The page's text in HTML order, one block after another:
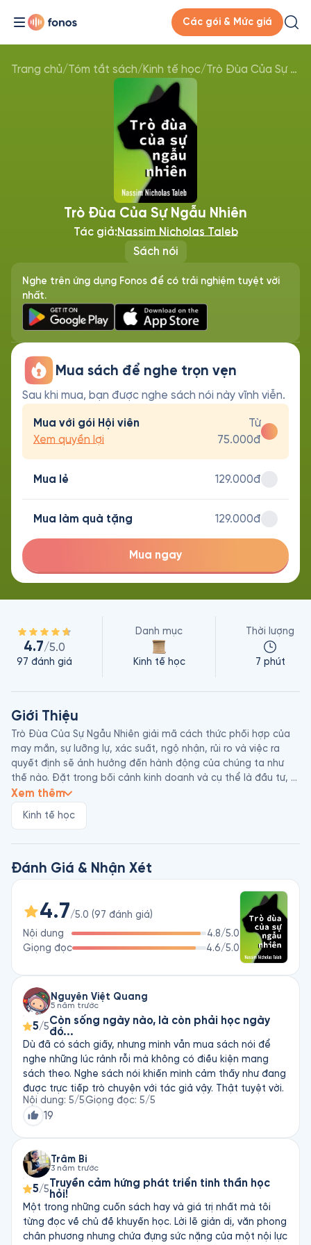
Các gói & Mức giá
Trang chủ/Tóm tắt sách/Kinh tế học/ Trò Đùa Của Sự Ngẫu Nhiên
Sách nói
Trò Đùa Của Sự Ngẫu Nhiên
Tác giả:Nassim Nicholas Taleb
Nghe trên ứng dụng Fonos để có trải nghiệm tuyệt vời
nhất.
Mua sách để nghe trọn vẹn
Sau khi mua, bạn được nghe sách nói này vĩnh viễn.
Mua với gói Hội viên
Xem quyền lợi
Từ
75.000đ
Mua lẻ 129.000đ
Mua làm quà tặng 129.000đ
Mua ngay
4.7/5.0
97 đánh giá
Danh mục
Kinh tế học
Thời lượng
7 phút
Giới Thiệu
Trò Đùa Của Sự Ngẫu Nhiên giải mã cách thức phối hợp của
may mắn, sự lưỡng lự, xác suất, ngộ nhận, rủi ro và việc ra
quyết định sẽ ảnh hưởng đến hành động của chúng ta như
thế nào. Đặt trong bối cảnh kinh doanh và cụ thể là đầu tư,
cuốn sách này phát hiện ra vai trò lớn lao của cơ hội trong
phân tích rủi ro, là cựu giáo sư đại học và là biên tập viên của
tạp chí học thuật Phân tích Rủi ro & Quyết định (Risk and
Decision Analysis). Taleb nổi tiếng với các dự đoán chính xác
về thị trường của mình và được ca tụng như là một trong
những nhà tư tưởng sáng tạo và vĩ đại nhất của kỷ nguyên
Xem thêm
Kinh tế học
Đánh Giá & Nhận Xét
4.7/5.0 (97 đánh giá)
Nội dung
4.8/5.0
Giọng đọc
4.6/5.0
Nguyễn Việt Quang
5 năm trước
5/5Còn sống ngày nào, là còn phải học ngày
đó...
Dù đã có sách giấy, nhưng mình vẫn mua sách nói để
nghe những lúc rảnh rỗi mà không có điều kiện mang
sách theo. Nghe sách nói khiến mình cảm thấy như đang
được trực tiếp trò chuyện với tác giả vậy. Thật tuyệt vời.
Nội dung: 5/5Giọng đọc: 5/5
19
Trâm Bi
3 năm trước
5/5Truyền cảm hứng phát triển tinh thần học
hỏi!
Một trong những cuốn sách hay và giá trị nhất mà tôi
từng đọc về chủ đề khuyến học. Lời lẽ giản dị, văn phong
chân phương nhưng chứa đựng sức nặng của một nội lực